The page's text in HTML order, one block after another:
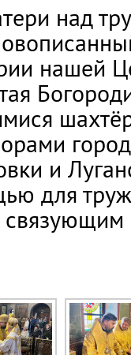
над
нашей
и
для